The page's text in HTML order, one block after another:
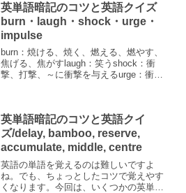
英単語暗記のコツと英語クイズ
burn・laugh・shock・urge・
impulse
burn：焼ける、焼く、燃える、燃やす、
焦げる、焦がすlaugh：笑うshock：衝
撃、打撃、～に衝撃を与えるurge：衝
英単語暗記のコツと英語クイ
ズ/delay, bamboo, reserve,
accumulate, middle, centre
英語の単語を覚えるのは難しいですよ
ね。でも、ちょっとしたコツで覚えやす
くなります。今回は、いくつかの英単語